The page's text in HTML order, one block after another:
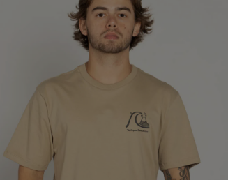
5º regata
6º óculos
jaqueta
chinelo